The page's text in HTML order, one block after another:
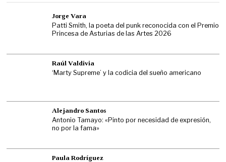
Jorge Vara
Patti Smith, la poeta del punk reconocida con el Premio
Princesa de Asturias de las Artes 2026
Raúl Valdivia
‘Marty Supreme’ y la codicia del sueño americano
Alejandro Santos
Antonio Tamayo: «Pinto por necesidad de expresión,
no por la fama»
Paula Rodríguez